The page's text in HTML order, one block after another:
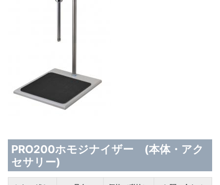
PRO200ホモジナイザー (本体・アク
セサリー)